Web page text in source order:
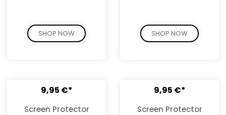
SHOP NOW SHOP NOW
9,95 €*
Screen Protector
9,95 €*
Screen Protector